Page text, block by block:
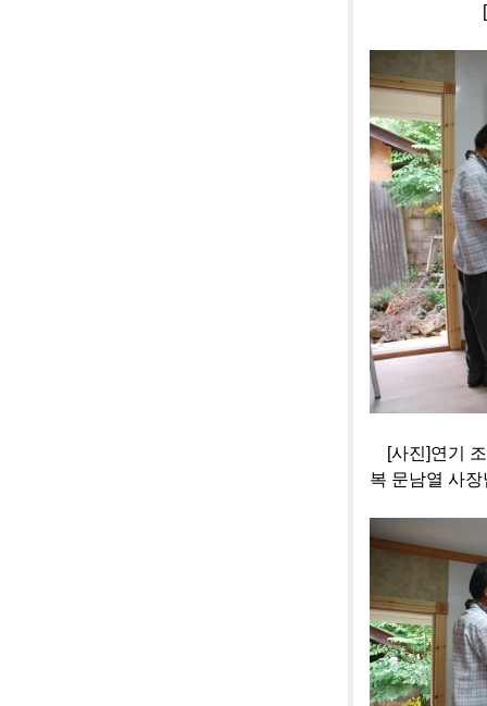
[사진]연기
[사진]연기 조
복 문남열 사장